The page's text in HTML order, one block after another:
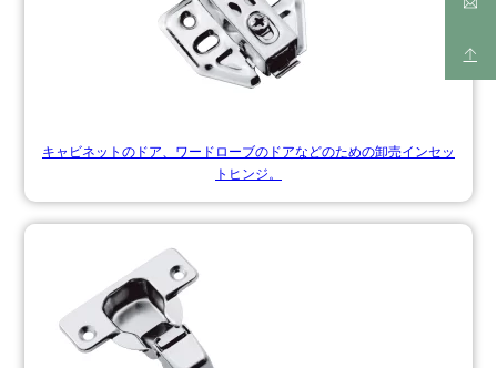
キャビネットのドア、ワードローブのドアなどのための卸売インセッ
トヒンジ。